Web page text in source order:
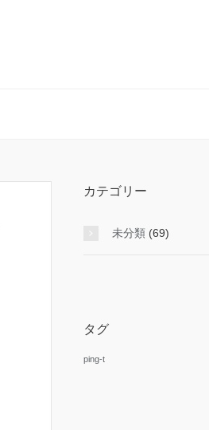
カテゴリー
未分類 (69)
タグ
ping-t